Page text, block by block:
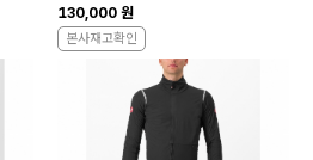
130,000 원
본사재고확인